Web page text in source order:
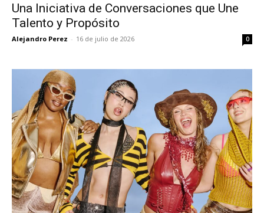
Una Iniciativa de Conversaciones que Une
Talento y Propósito
Alejandro Perez - 16 de julio de 2026 0